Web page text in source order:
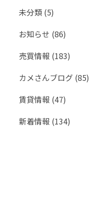
未分類 (5)
お知らせ (86)
売買情報 (183)
カメさんブログ (85)
賃貸情報 (47)
新着情報 (134)